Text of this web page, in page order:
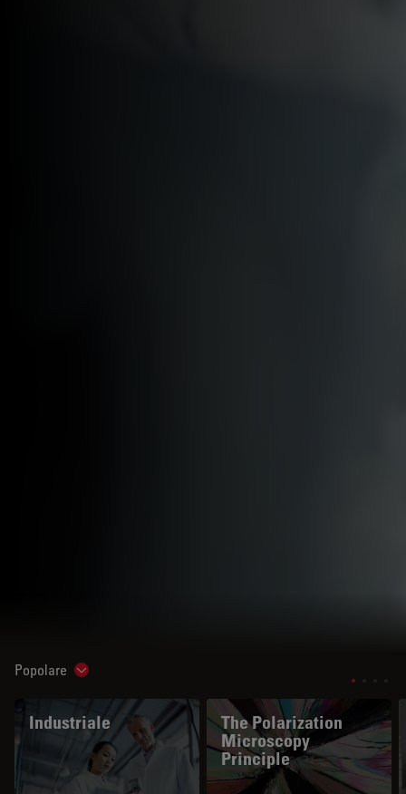
Popolare Show subnavigation
Industriale
The Polarization
Microscopy
Principle